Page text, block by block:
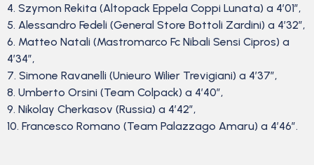
4. Szymon Rekita (Altopack Eppela Coppi Lunata) a 4’01”,
5. Alessandro Fedeli (General Store Bottoli Zardini) a 4’32”,
6. Matteo Natali (Mastromarco Fc Nibali Sensi Cipros) a
4’34”,
7. Simone Ravanelli (Unieuro Wilier Trevigiani) a 4’37”,
8. Umberto Orsini (Team Colpack) a 4’40”,
9. Nikolay Cherkasov (Russia) a 4’42”,
10. Francesco Romano (Team Palazzago Amaru) a 4’46”.